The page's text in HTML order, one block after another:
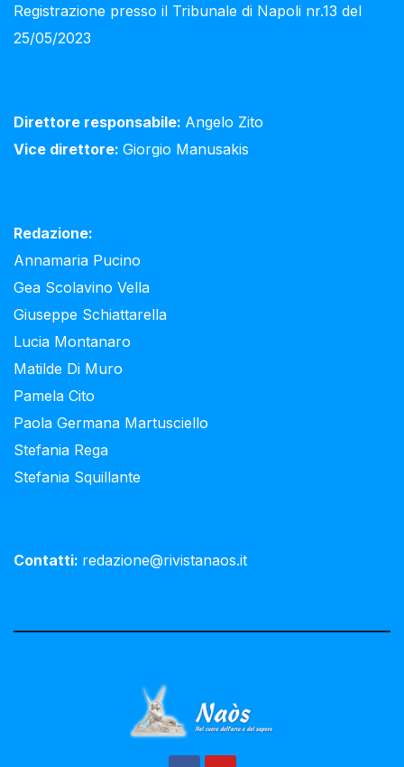
Registrazione presso il Tribunale di Napoli nr.13 del
25/05/2023
Direttore responsabile: Angelo Zito
Vice direttore: Giorgio Manusakis
Redazione:
Annamaria Pucino
Gea Scolavino Vella
Giuseppe Schiattarella
Lucia Montanaro
Matilde Di Muro
Pamela Cito
Paola Germana Martusciello
Stefania Rega
Stefania Squillante
Contatti: redazione@rivistanaos.it